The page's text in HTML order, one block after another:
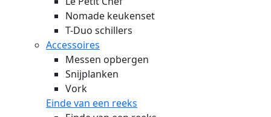
Nomade keukenset
T-Duo schillers
Accessoires
Messen opbergen
Snijplanken
Vork
Einde van een reeks